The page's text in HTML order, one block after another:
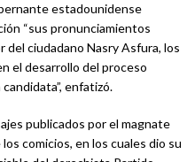
estadounidense
“sus pronunciamientos
del ciudadano Nasry Asfura, los
el desarrollo del proceso
enfatizó.
publicados por el magnate
comicios, en los cuales dio su